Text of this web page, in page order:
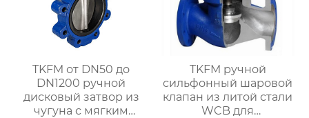
TKFM от DN50 до
DN1200 ручной
дисковый затвор из
чугуна с мягким
TKFM ручной
сильфонный шаровой
клапан из литой стали
WCB для